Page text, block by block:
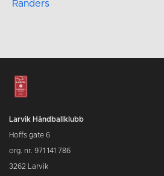
Randers
Larvik Håndballklubb
Hoffs gate 6
org. nr. 971 141 786
3262 Larvik